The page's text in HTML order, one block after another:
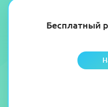
Бесплатный